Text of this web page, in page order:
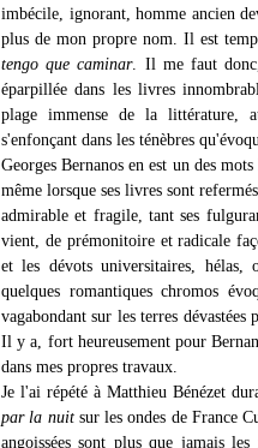
imbécile, ignorant, homme ancien
plus de mon propre nom. Il est
tengo que caminar. Il me faut
éparpillée dans les livres
plage immense de la littérature,
s'enfonçant dans les ténèbres
Georges Bernanos en est un des
même lorsque ses livres sont
admirable et fragile, tant ses
vient, de prémonitoire et radicale
et les dévots universitaires, hélas,
quelques romantiques chromos
vagabondant sur les terres
Il y a, fort heureusement pour
dans mes propres travaux.
Je l'ai répété à Matthieu Bénézet
par la nuitsur les ondes de France
angoissées sont plus que jamais